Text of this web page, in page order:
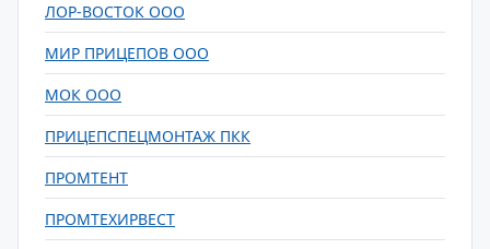
ЛОР-ВОСТОК ООО
МИР ПРИЦЕПОВ ООО
МОК ООО
ПРИЦЕПСПЕЦМОНТАЖ ПКК
ПРОМТЕНТ
ПРОМТЕХИРВЕСТ